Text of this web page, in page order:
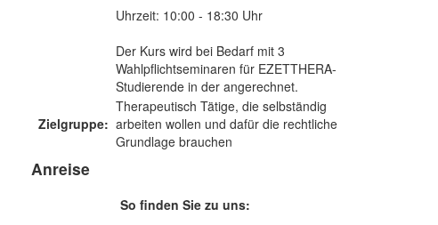
Uhrzeit: 10:00 - 18:30 Uhr
Der Kurs wird bei Bedarf mit 3
Wahlpflichtseminaren für EZETTHERA-
Studierende in der angerechnet.
Zielgruppe:
Therapeutisch Tätige, die selbständig
arbeiten wollen und dafür die rechtliche
Grundlage brauchen
Anreise
So finden Sie zu uns: